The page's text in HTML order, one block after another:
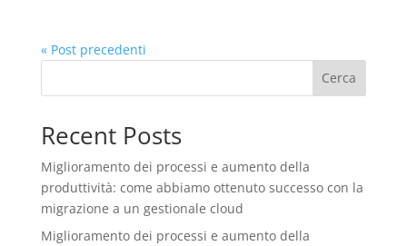
« Post precedenti
Cerca
Recent Posts
Miglioramento dei processi e aumento della
produttività: come abbiamo ottenuto successo con la
migrazione a un gestionale cloud
Miglioramento dei processi e aumento della